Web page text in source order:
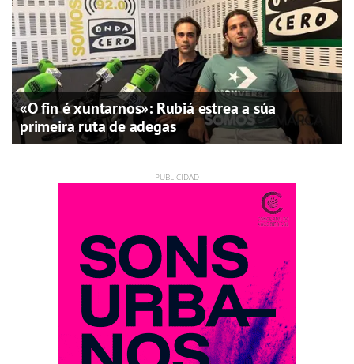
«O fin é xuntarnos»: Rubiá estrea a súa
primeira ruta de adegas